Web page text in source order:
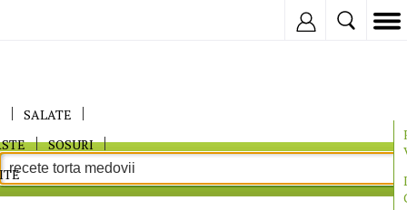
SALATE
SOSURI